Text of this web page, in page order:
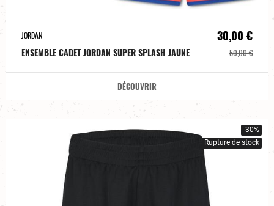
JORDAN
ENSEMBLE CADET JORDAN SUPER SPLASH JAUNE
30,00 €
50,00 €
DÉCOUVRIR
-30%
Rupture de stock